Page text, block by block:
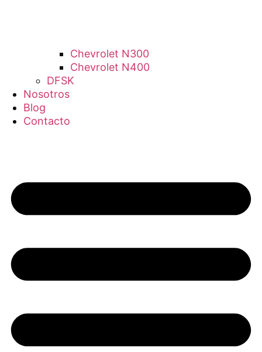
Chevrolet N300
Chevrolet N400
DFSK
Nosotros
Blog
Contacto